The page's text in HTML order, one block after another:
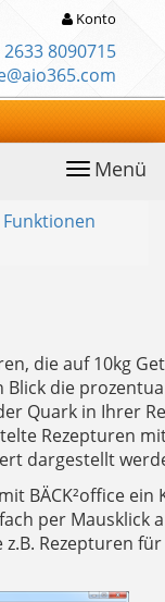
Konto
2633 8090715
Menü
Funktionen
die auf 10kg
Blick die
Quark in Ihrer
Rezepturen
dargestellt
BÄCK²office ein
per Mausklick
Rezepturen